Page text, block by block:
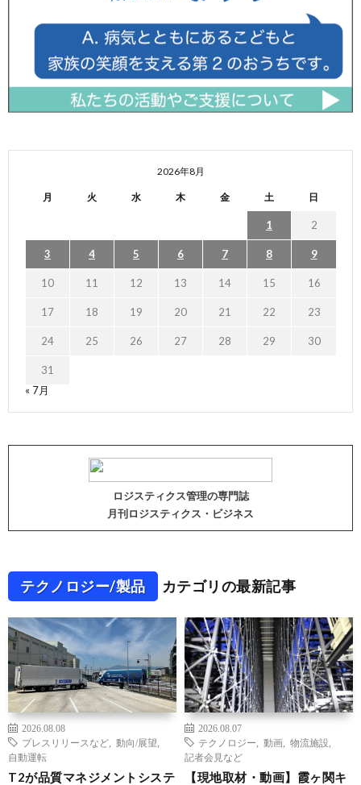
2026年8月
月 火 水 木 金 土 日
1 2
3 4 5 6 7 8 9
10 11 12 13 14 15 16
17 18 19 20 21 22 23
24 25 26 27 28 29 30
31
« 7月
ロジスティクス管理の専門誌
月刊ロジスティクス・ビジネス
テクノロジー/製品 カテゴリの最新記事
2026.08.08
プレスリリースなど
動向/展望
自動運転
T2が品質マネジメントシステ
2026.08.07
テクノロジー
動画 物流施設
記者会見など
【現地取材・動画】霞ヶ関キ